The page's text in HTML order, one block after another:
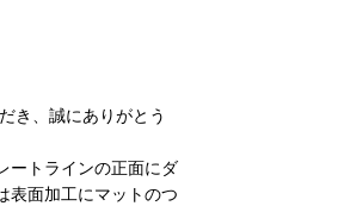
き、誠にありがとう
ートラインの正面にダ
表面加工にマットのつ